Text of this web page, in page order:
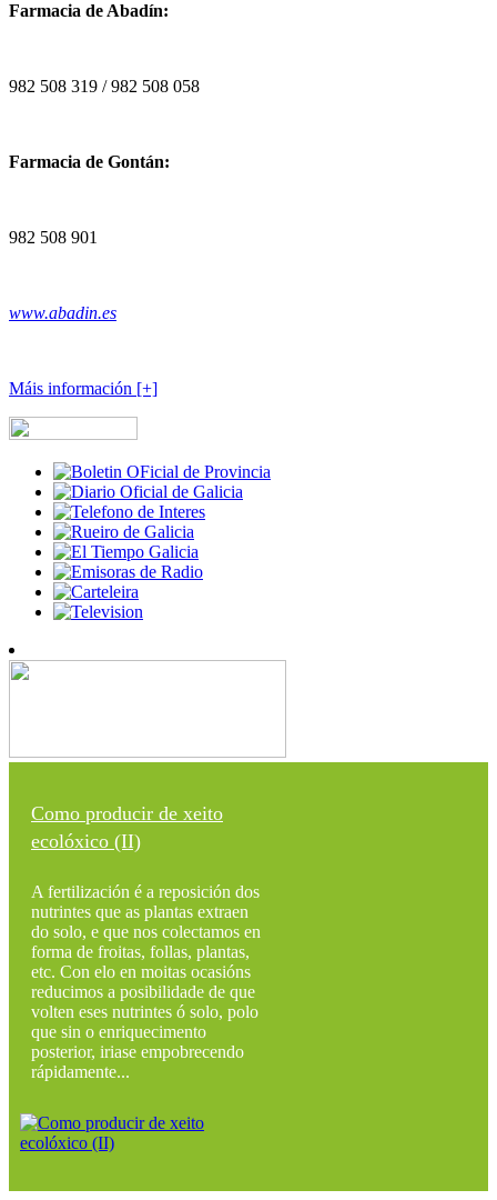
Farmacia de Abadín:
982 508 319 / 982 508 058
Farmacia de Gontán:
982 508 901
www.abadin.es
Máis información [+]
Como producir de xeito
ecolóxico (II)
A fertilización é a reposición dos
nutrintes que as plantas extraen
do solo, e que nos colectamos en
forma de froitas, follas, plantas,
etc. Con elo en moitas ocasións
reducimos a posibilidade de que
volten eses nutrintes ó solo, polo
que sin o enriquecimento
posterior, iriase empobrecendo
rápidamente...